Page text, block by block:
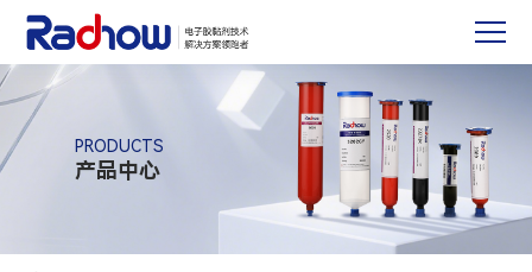
PRODUCTS
产品中心